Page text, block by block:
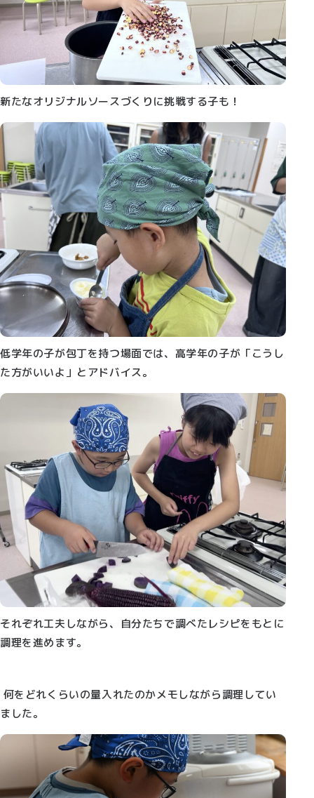
新たなオリジナルソースづくりに挑戦する子も！
低学年の子が包丁を持つ場面では、高学年の子が「こうし
た方がいいよ」とアドバイス。
それぞれ工夫しながら、自分たちで調べたレシピをもとに
調理を進めます。
何をどれくらいの量入れたのかメモしながら調理してい
ました。